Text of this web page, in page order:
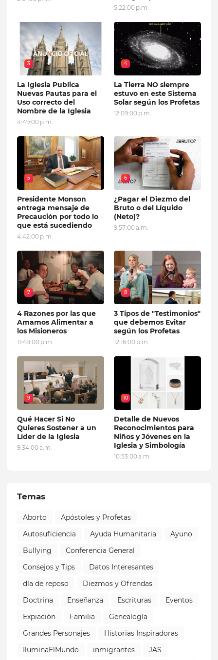
5:22:00 p.m.
3
La Iglesia Publica
Nuevas Pautas para el
Uso correcto del
Nombre de la Iglesia
4:49:00 p.m.
4
La Tierra NO siempre
estuvo en este Sistema
Solar según los Profetas
12:09:00 p.m.
5
Presidente Monson
entrega mensaje de
Precaución por todo lo
que está sucediendo
4:42:00 p.m.
6
¿Pagar el Diezmo del
Bruto o del Líquido
(Neto)?
9:57:00 a.m.
7
4 Razones por las que
Amamos Alimentar a
los Misioneros
11:48:00 p.m.
8
3 Tipos de "Testimonios"
que debemos Evitar
según los Profetas
12:16:00 p.m.
9
Qué Hacer Si No
Quieres Sostener a un
Líder de la Iglesia
9:34:00 a.m.
10
Detalle de Nuevos
Reconocimientos para
Niños y Jóvenes en la
Iglesia y Simbología
10:53:00 a.m.
Temas
Aborto
Apóstoles y Profetas
Autosuficiencia
Ayuda Humanitaria
Ayuno
Bullying
Conferencia General
Consejos y Tips
Datos Interesantes
día de reposo
Diezmos y Ofrendas
Doctrina
Enseñanza Escrituras
Eventos
Expiación
Familia
Genealogía
Grandes Personajes
Historias Inspiradoras
IluminaElMundo
inmigrantes
JAS